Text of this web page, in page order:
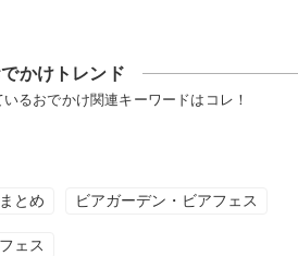
かけトレンド
るおでかけ関連キーワードはコレ！
とめ ビアガーデン・ビアフェス
ェス